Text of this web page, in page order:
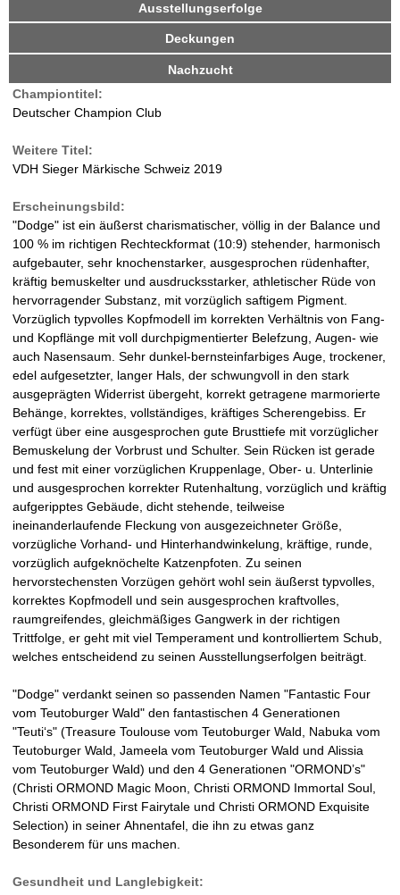
W
a
l
-
D
a
l
m
a
t
i
n
e
r
w
l
p
e
n
i
r
R
Ausstellungserfolge
Deckungen
Nachzucht
Championtitel:
Deutscher Champion Club
Weitere Titel:
VDH Sieger Märkische Schweiz 2019
Erscheinungsbild:
"Dodge" ist ein äußerst charismatischer, völlig in der Balance und
100 % im richtigen Rechteckformat (10:9) stehender, harmonisch
aufgebauter, sehr knochenstarker, ausgesprochen rüdenhafter,
kräftig bemuskelter und ausdrucksstarker, athletischer Rüde von
hervorragender Substanz, mit vorzüglich saftigem Pigment.
Vorzüglich typvolles Kopfmodell im korrekten Verhältnis von Fang-
und Kopflänge mit voll durchpigmentierter Belefzung, Augen- wie
auch Nasensaum. Sehr dunkel-bernsteinfarbiges Auge, trockener,
edel aufgesetzter, langer Hals, der schwungvoll in den stark
ausgeprägten Widerrist übergeht, korrekt getragene marmorierte
Behänge, korrektes, vollständiges, kräftiges Scherengebiss. Er
verfügt über eine ausgesprochen gute Brusttiefe mit vorzüglicher
Bemuskelung der Vorbrust und Schulter. Sein Rücken ist gerade
und fest mit einer vorzüglichen Kruppenlage, Ober- u. Unterlinie
und ausgesprochen korrekter Rutenhaltung, vorzüglich und kräftig
aufgeripptes Gebäude, dicht stehende, teilweise
ineinanderlaufende Fleckung von ausgezeichneter Größe,
vorzügliche Vorhand- und Hinterhandwinkelung, kräftige, runde,
vorzüglich aufgeknöchelte Katzenpfoten. Zu seinen
hervorstechensten Vorzügen gehört wohl sein äußerst typvolles,
korrektes Kopfmodell und sein ausgesprochen kraftvolles,
raumgreifendes, gleichmäßiges Gangwerk in der richtigen
Trittfolge, er geht mit viel Temperament und kontrolliertem Schub,
welches entscheidend zu seinen Ausstellungserfolgen beiträgt.
"Dodge" verdankt seinen so passenden Namen "Fantastic Four
vom Teutoburger Wald" den fantastischen 4 Generationen
"Teuti‘s" (Treasure Toulouse vom Teutoburger Wald, Nabuka vom
Teutoburger Wald, Jameela vom Teutoburger Wald und Alissia
vom Teutoburger Wald) und den 4 Generationen "ORMOND’s"
(Christi ORMOND Magic Moon, Christi ORMOND Immortal Soul,
Christi ORMOND First Fairytale und Christi ORMOND Exquisite
Selection) in seiner Ahnentafel, die ihn zu etwas ganz
Besonderem für uns machen.
Gesundheit und Langlebigkeit: